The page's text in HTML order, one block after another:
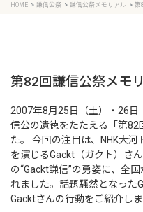
HOME 謙信公祭 謙信公祭メモリアル 第
第82回謙信公祭メモ
2007年8月25日（土）・26
信公の遺徳をたたえる「第82
た。 今回の注目は、NHK大
を演じるGackt（ガクト）さ
の“Gackt謙信”の勇姿に、全
れました。話題騒然となった
Gacktさんの行動をご紹介しま